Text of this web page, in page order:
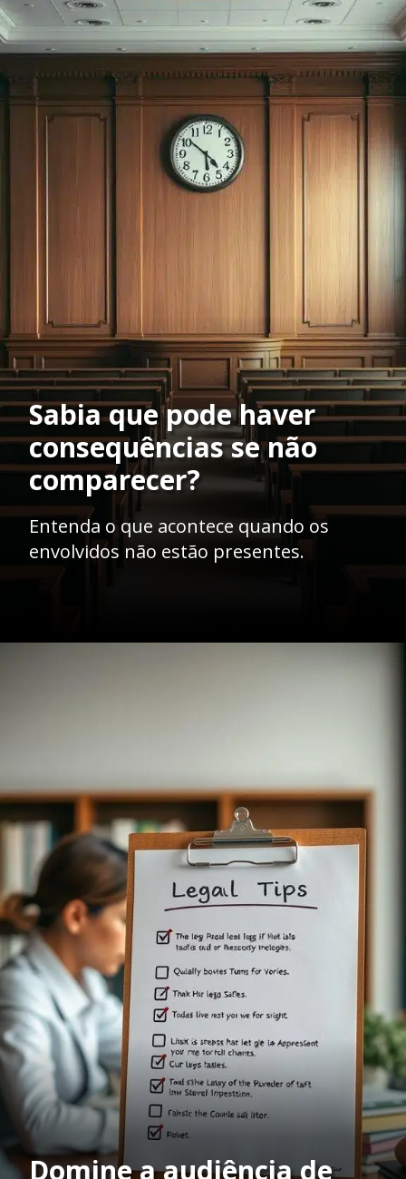
Sabia que pode haver
consequências se não
comparecer?
Entenda o que acontece quando os
envolvidos não estão presentes.
Domine a audiência de